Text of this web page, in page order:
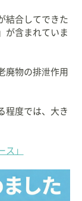
結合してできた
が含まれていま
廃物の排泄作用
程度では、大き
ス」